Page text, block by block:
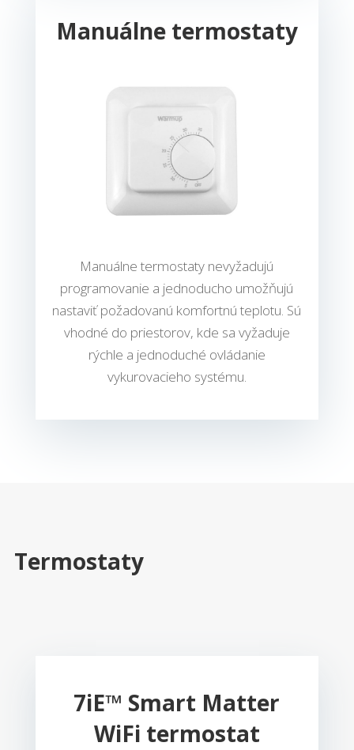
Manuálne termostaty
Manuálne termostaty nevyžadujú
programovanie a jednoducho umožňujú
nastaviť požadovanú komfortnú teplotu. Sú
vhodné do priestorov, kde sa vyžaduje
rýchle a jednoduché ovládanie
vykurovacieho systému.
Termostaty
7iE™ Smart Matter
WiFi termostat